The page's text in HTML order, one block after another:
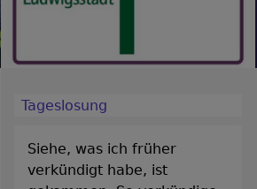
Tageslosung
Siehe, was ich früher
verkündigt habe, ist